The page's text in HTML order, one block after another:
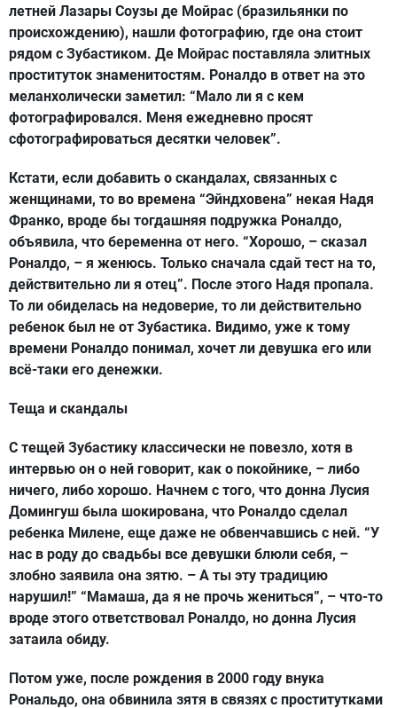
летней Лазары Соузы де Мойрас (бразильянки по
происхождению), нашли фотографию, где она стоит
рядом с Зубастиком. Де Мойрас поставляла элитных
проституток знаменитостям. Роналдо в ответ на это
меланхолически заметил: “Мало ли я с кем
фотографировался. Меня ежедневно просят
сфотографироваться десятки человек”.
Кстати, если добавить о скандалах, связанных с
женщинами, то во времена “Эйндховена” некая Надя
Франко, вроде бы тогдашняя подружка Роналдо,
объявила, что беременна от него. “Хорошо, – сказал
Роналдо, – я женюсь. Только сначала сдай тест на то,
действительно ли я отец”. После этого Надя пропала.
То ли обиделась на недоверие, то ли действительно
ребенок был не от Зубастика. Видимо, уже к тому
времени Роналдо понимал, хочет ли девушка его или
всё-таки его денежки.
Теща и скандалы
С тещей Зубастику классически не повезло, хотя в
интервью он о ней говорит, как о покойнике, – либо
ничего, либо хорошо. Начнем с того, что донна Лусия
Домингуш была шокирована, что Роналдо сделал
ребенка Милене, еще даже не обвенчавшись с ней. “У
нас в роду до свадьбы все девушки блюли себя, –
злобно заявила она зятю. – А ты эту традицию
нарушил!” “Мамаша, да я не прочь жениться”, – что-то
вроде этого ответствовал Роналдо, но донна Лусия
затаила обиду.
Потом уже, после рождения в 2000 году внука
Рональдо, она обвинила зятя в связях с проститутками